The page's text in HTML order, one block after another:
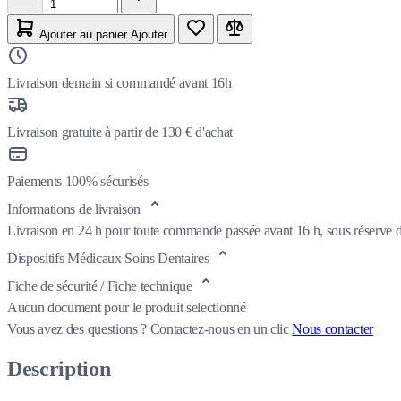
Ajouter au panier Ajouter
Livraison demain si commandé avant 16h
Livraison gratuite à partir de 130 € d'achat
Paiements 100% sécurisés
Informations de livraison
Livraison en 24 h pour toute commande passée avant 16 h, sous réserve
Dispositifs Médicaux Soins Dentaires
Fiche de sécurité / Fiche technique
Aucun document pour le produit selectionné
Vous avez des questions ? Contactez-nous en un clicNous contacter
Description